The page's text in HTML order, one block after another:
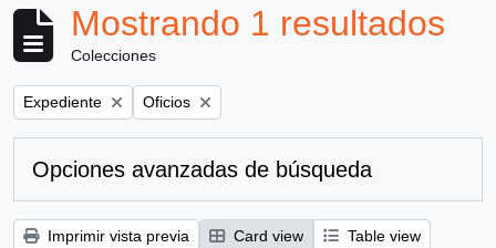
Mostrando 1 resultados
Colecciones
Remove filter:
Expediente Remove filter:
Oficios
Opciones avanzadas de búsqueda
Imprimir vista previa Card view
Table view